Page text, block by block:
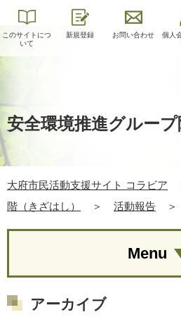
このサイトにつ
いて
新規登録 お問い合わせ
個人
安全環境推進グルー
大府市民活動支援サイト コラビア
階（きざはし）
＞ 活動報告 ＞
Menu
アーカイブ